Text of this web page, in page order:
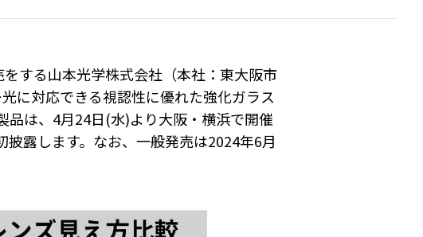
する山本光学株式会社（本社：東大阪市
に対応できる視認性に優れた強化ガラス
品は、4月24日(水)より大阪・横浜で開催
露します。なお、一般発売は2024年6月